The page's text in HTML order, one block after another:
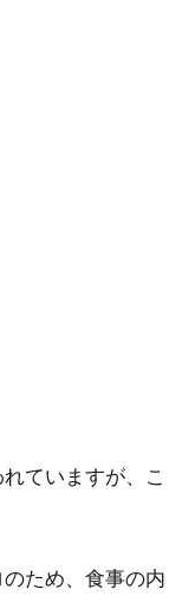
平地の割合も高く、気
ていますが、こ
ため、食事の内